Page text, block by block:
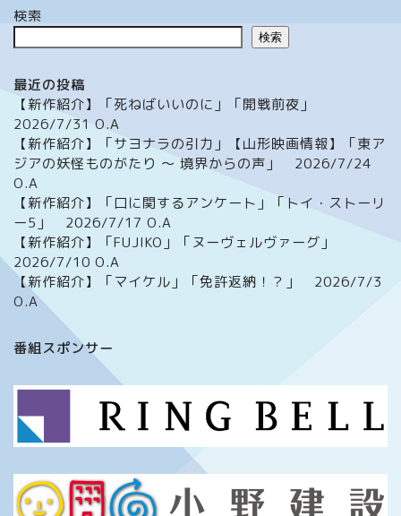
検索
検索
最近の投稿
【新作紹介】「死ねばいいのに」「開戦前夜」
2026/7/31 O.A
【新作紹介】「サヨナラの引力」【山形映画情報】「東ア
ジアの妖怪ものがたり ～ 境界からの声」 2026/7/24
O.A
【新作紹介】「口に関するアンケート」「トイ・ストーリ
ー5」 2026/7/17 O.A
【新作紹介】「FUJIKO」「ヌーヴェルヴァーグ」
2026/7/10 O.A
【新作紹介】「マイケル」「免許返納！？」 2026/7/3
O.A
番組スポンサー
番組について
メッセージフォーム
イベント情報